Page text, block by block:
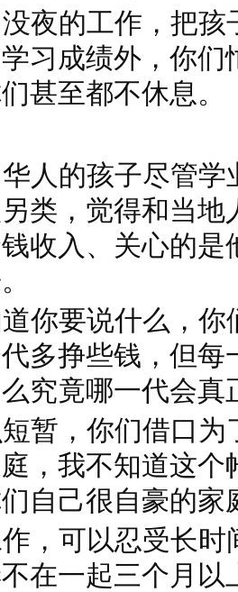
夜的工作，把孩
习成绩外，你们
甚至都不休息。
人的孩子尽管学
类，觉得和当
收入、关心的
你要说什么，你
多挣些钱，但每
究竟哪一代会真
暂，你们借口为
，我不知道这个
自己很自豪的家
，可以忍受长时
在一起三个月以